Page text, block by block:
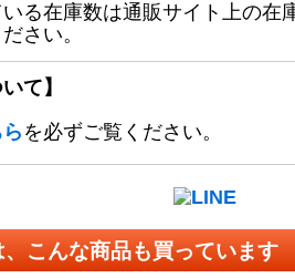
る在庫数は通販サイト上の在
さい。
て】
を必ずご覧ください。
こんな商品も買っています